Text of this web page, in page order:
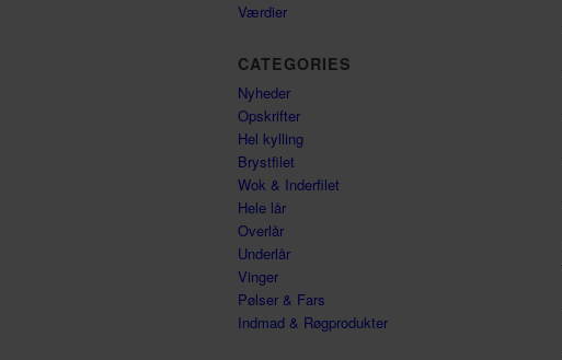
Værdier
CATEGORIES
Nyheder
Opskrifter
Hel kylling
Brystfilet
Wok & Inderfilet
Hele lår
Overlår
Underlår
Vinger
Pølser & Fars
Indmad & Røgprodukter